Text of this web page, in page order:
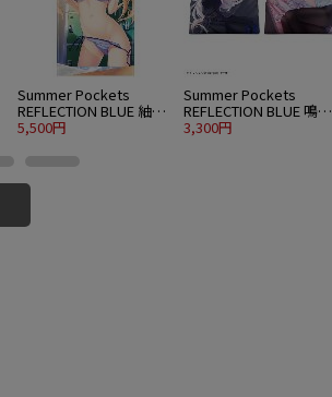
Summer Pockets
REFLECTION BLUE 紬ヴ
ェンダース 120cmビッ
5,500円
Summer Pockets
REFLECTION BLUE 鳴瀬
しろは 両面プリントク
3,300円